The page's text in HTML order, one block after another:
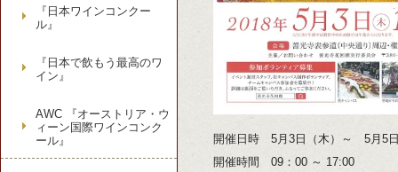
開催日時 5月3日（木）～ 5月5
開催時間 09：00 ～ 17:00
『日本ワインコンクー
ル』
『日本で飲もう最高のワ
イン』
AWC 『オーストリア・ウ
ィーン国際ワインコンク
ール』